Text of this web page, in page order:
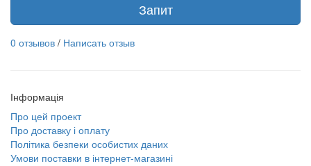
Запит
0 отзывов / Написать отзыв
Інформація
Про цей проект
Про доставку і оплату
Політика безпеки особистих даних
Умови поставки в інтернет-магазині